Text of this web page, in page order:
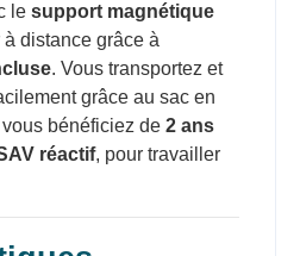
le support magnétique
distance grâce à
. Vous transportez et
grâce au sac en
bénéficiez de 2 ans
réactif, pour travailler